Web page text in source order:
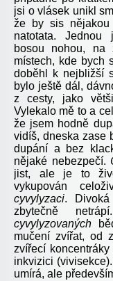
jsi o vlásek unikl
že by sis
natotata. Jednou
bosou nohou,
místech, kde bych
doběhl k nejbližší
bylo ještě dál,
z cesty, jako
Vylekalo mě to a
že jsem hodně
vidíš, dneska zase
dupání a bez
nějaké nebezpečí.
jist, ale je to
vykupován
cyvylyzaci.
zbytečně
cyvylyzovaných
mučení zvířat, od
zvířecí
inkvizici
umírá, ale